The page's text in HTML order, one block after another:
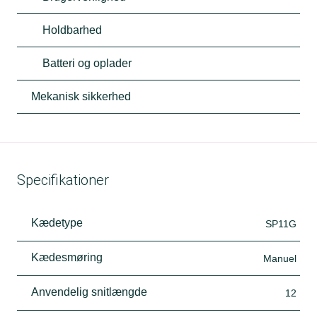
Holdbarhed
Batteri og oplader
Mekanisk sikkerhed
Specifikationer
Kædetype SP11G
Kædesmøring Manuel
Anvendelig snitlængde 12